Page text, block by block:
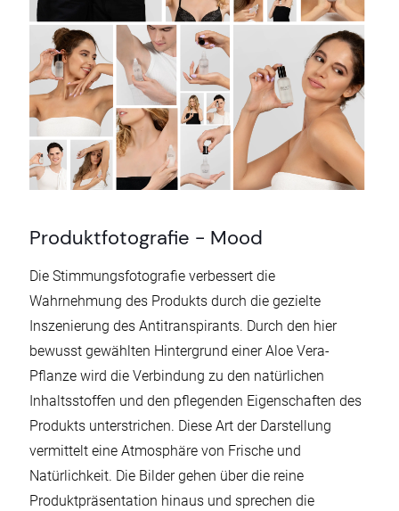
Produktfotografie - Mood
Die Stimmungsfotografie verbessert die
Wahrnehmung des Produkts durch die gezielte
Inszenierung des Antitranspirants. Durch den hier
bewusst gewählten Hintergrund einer Aloe Vera-
Pflanze wird die Verbindung zu den natürlichen
Inhaltsstoffen und den pflegenden Eigenschaften des
Produkts unterstrichen. Diese Art der Darstellung
vermittelt eine Atmosphäre von Frische und
Natürlichkeit. Die Bilder gehen über die reine
Produktpräsentation hinaus und sprechen die